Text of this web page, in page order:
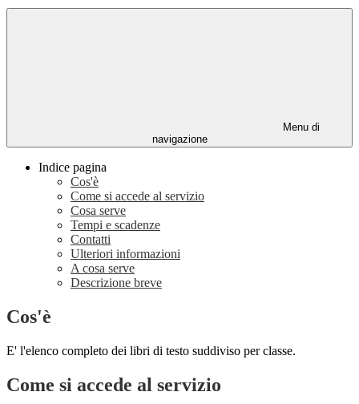
Menu di
navigazione
Indice pagina
Cos'è
Come si accede al servizio
Cosa serve
Tempi e scadenze
Contatti
Ulteriori informazioni
A cosa serve
Descrizione breve
Cos'è
E' l'elenco completo dei libri di testo suddiviso per classe.
Come si accede al servizio